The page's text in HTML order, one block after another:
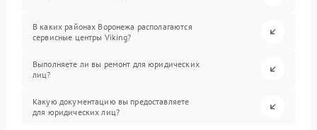
В каких районах Воронежа располагаются
сервисные центры Viking?
Выполняете ли вы ремонт для юридических
лиц?
Какую документацию вы предоставляете
для юридических лиц?